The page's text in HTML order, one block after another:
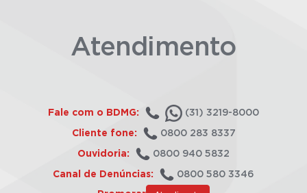
Atendimento
Fale com o BDMG: (31) 3219-8000
Cliente fone: 0800 283 8337
Ouvidoria: 0800 940 5832
Canal de Denúncias: 0800 580 3346